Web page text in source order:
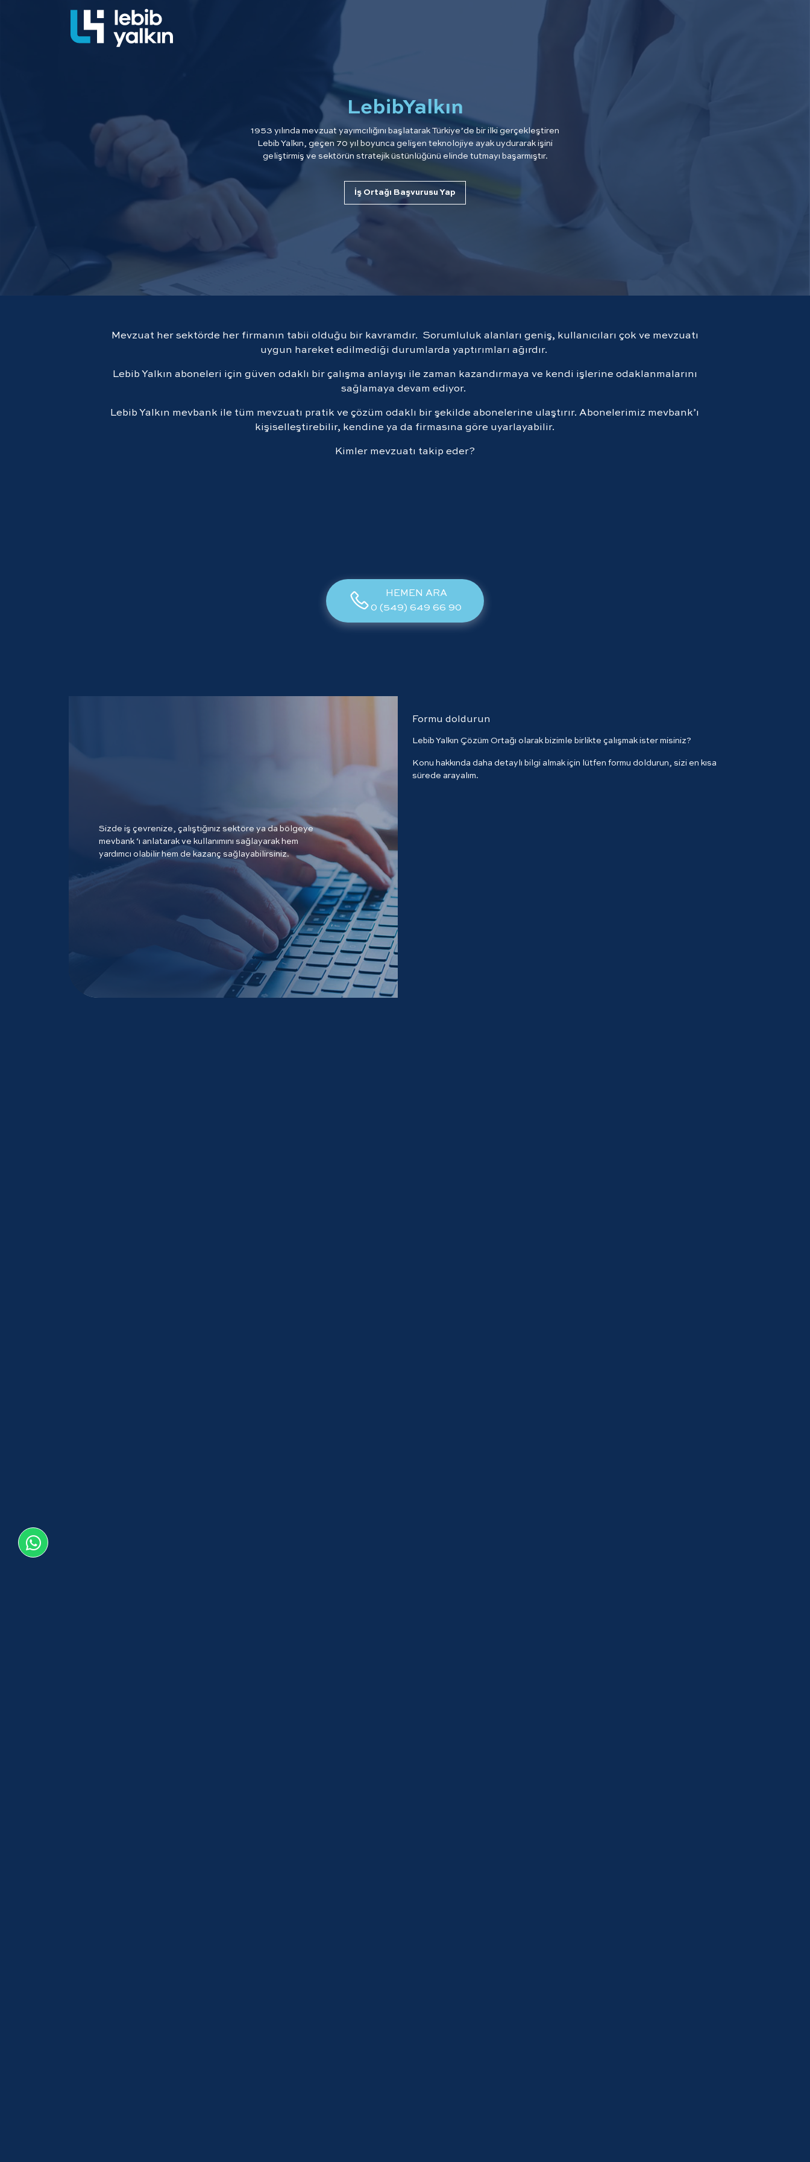
LebibYalkın
1953 yılında mevzuat yayımcılığını başlatarak Türkiye’de bir ilki gerçekleştiren
Lebib Yalkın, geçen 70 yıl boyunca gelişen teknolojiye ayak uydurarak işini
geliştirmiş ve sektörün stratejik üstünlüğünü elinde tutmayı başarmıştır.
İş Ortağı Başvurusu Yap
Mevzuat her sektörde her firmanın tabii olduğu bir kavramdır. Sorumluluk alanları geniş, kullanıcıları çok ve mevzuatı
uygun hareket edilmediği durumlarda yaptırımları ağırdır.
Lebib Yalkın aboneleri için güven odaklı bir çalışma anlayışı ile zaman kazandırmaya ve kendi işlerine odaklanmalarını
sağlamaya devam ediyor.
Lebib Yalkın mevbank ile tüm mevzuatı pratik ve çözüm odaklı bir şekilde abonelerine ulaştırır. Abonelerimiz mevbank’ı
kişiselleştirebilir, kendine ya da firmasına göre uyarlayabilir.
Kimler mevzuatı takip eder?
HEMEN ARA
0 (549) 649 66 90
Sizde iş çevrenize, çalıştığınız sektöre ya da bölgeye
mevbank ‘ı anlatarak ve kullanımını sağlayarak hem
yardımcı olabilir hem de kazanç sağlayabilirsiniz.
Formu doldurun
Lebib Yalkın Çözüm Ortağı olarak bizimle birlikte çalışmak ister misiniz?
Konu hakkında daha detaylı bilgi almak için lütfen formu doldurun, sizi en kısa
sürede arayalım.